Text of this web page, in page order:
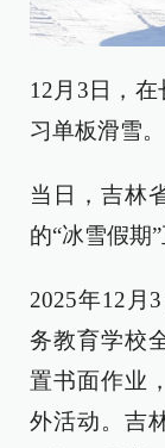
12月3日，
习单板滑雪。
当日，吉林
的“冰雪假期”
2025年12月
务教育学校
置书面作业
外活动。吉